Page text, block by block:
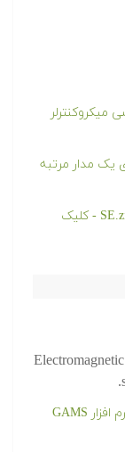
میکروکنترلر
یک مدار مرتبه
دانلود رایگان کد و پروژه آماده SE.zip - کلیک
فیلم آموزشی مقدماتی نرم افزار GAMS